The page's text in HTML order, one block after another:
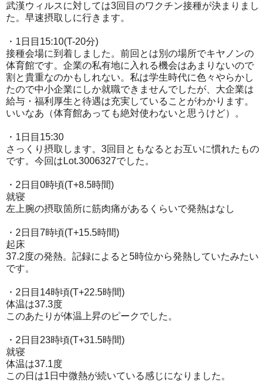
武漢ウィルスに対しては3回目のワクチン接種が決まりまし
た。早速摂取しに行きます。
・1日目15:10(T-20分)
接種会場に到着しました。前回とは別の場所でキヤノンの
体育館です。企業の私有地に入れる機会はあまりないので
割と貴重なのかもしれない。私は学生時代に色々やらかし
たので中小企業にしか就職できませんでしたが、大企業は
給与・福利厚生と待遇は充実していることがわかります。
いいなあ（体育館あっても絶対使わないと思うけど）。
・1日目15:30
さっくり摂取します。3回目ともなるとお互いに慣れたもの
です。今回はLot.3006327でした。
・2日目0時頃(T+8.5時間)
就寝
左上腕の摂取箇所に筋肉痛があるくらいで発熱はなし
・2日目7時頃(T+15.5時間)
起床
37.2度の発熱。記録によると5時位から発熱していたみたい
です。
・2日目14時頃(T+22.5時間)
体温は37.3度
このあたりが体温上昇のピークでした。
・2日目23時頃(T+31.5時間)
就寝
体温は37.1度
この日は1日中微熱が続いている感じになりました。